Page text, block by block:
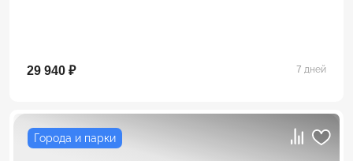
29 940 ₽ 7 дней
Города и парки